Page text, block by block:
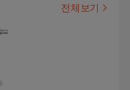
전체보기